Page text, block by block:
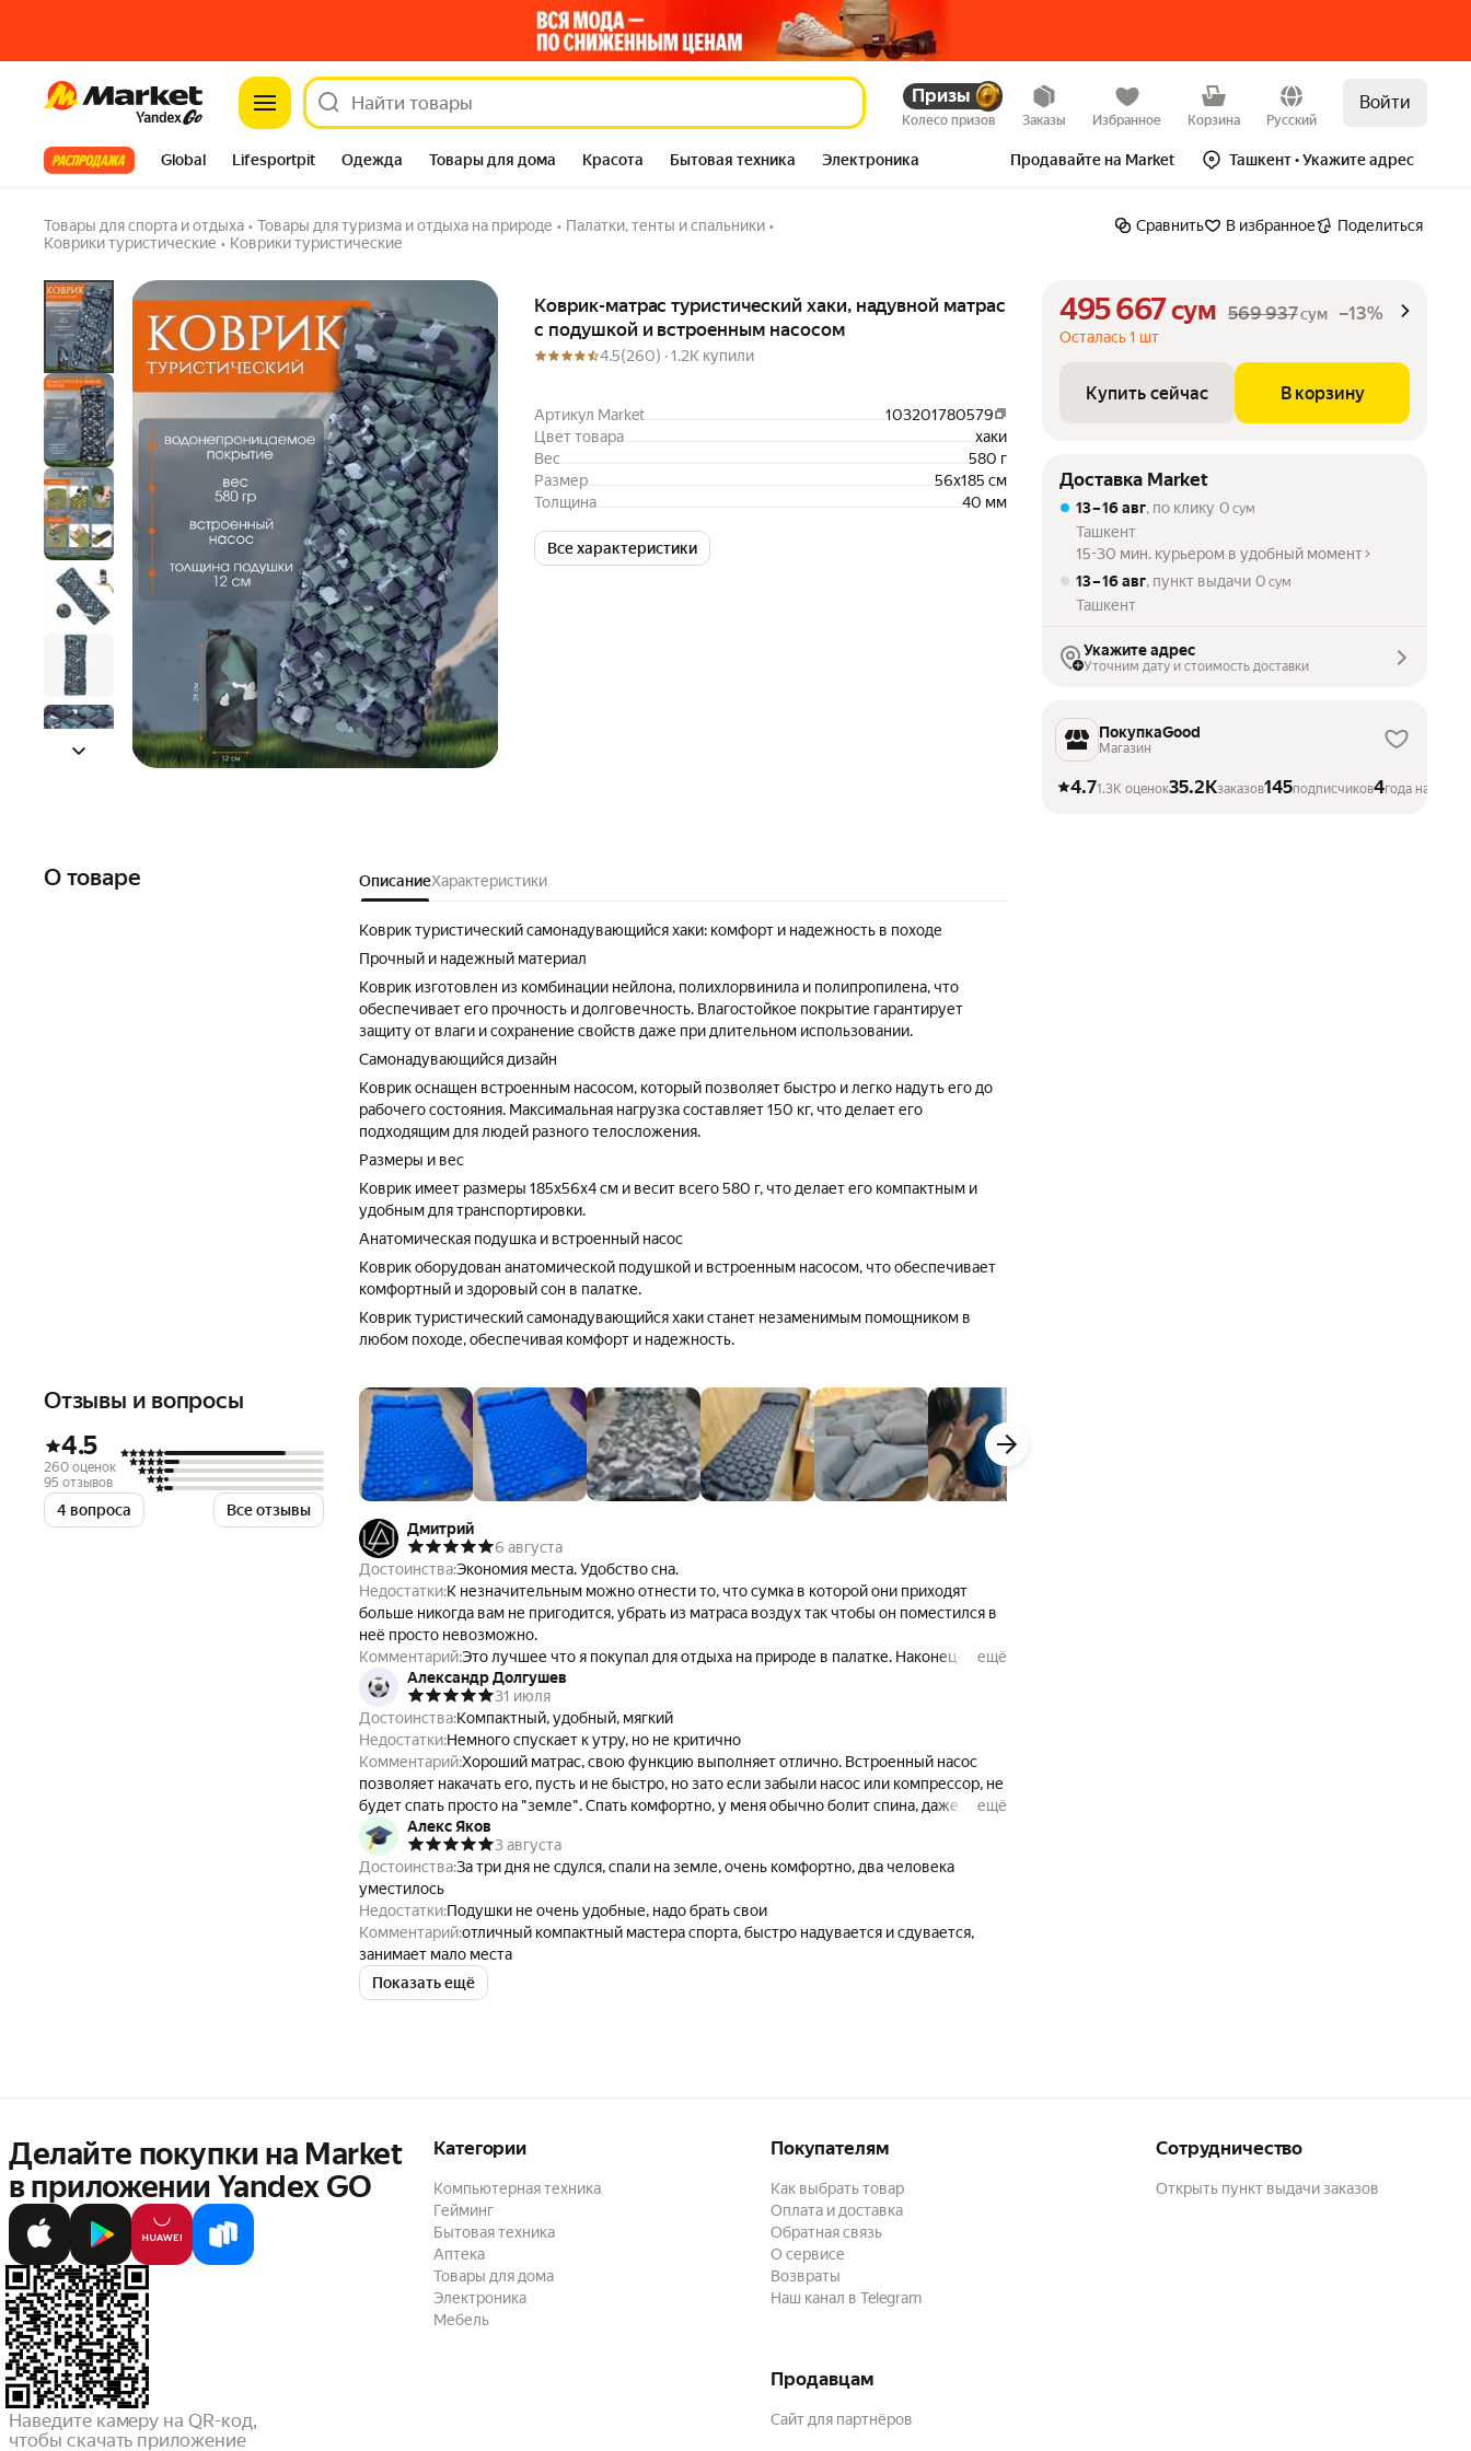
Market Призы
Колесо призов Заказы Избранное Корзина Русский
Войти
Все хиты Global Lifesportpit Одежда Товары для дома Красота Бытовая техника Электроника Продавайте на Market Ташкент• Укажите адрес
Товары для спорта и отдыха • Товары для туризма и отдыха на природе • Палатки, тенты и спальники •
Коврики туристические • Коврики туристические
Сравнить В избранное Поделиться
Коврик-матрас туристический хаки, надувной матрас
с подушкой и встроенным насосом
4.5(260) ·1.2K купили
Артикул Market
103201780579
Цвет товара
хаки
Вес
580 г
Размер
56x185 см
Толщина
40 мм
Все характеристики
495 667сум 569 937сум –13%
Осталась 1 шт
Купить сейчас В корзину
Коврик-матрас туристический хаки, надувной матрас с подушкой
и встроенным насосом
1.2K купили 4 вопроса
569 937сум –13% Купить сейчас В корзину
Доставка Market
13 – 16 авг, по клику 0 сум
Ташкент
15-30 мин. курьером в удобный момент
13 – 16 авг, пункт выдачи 0 сум
Ташкент
Укажите адрес
Уточним дату и стоимость доставки
ПокупкаGood
Магазин
4.71.3K оценок35.2Kзаказов145подписчиков4года на
О товаре ОписаниеХарактеристики
Коврик туристический самонадувающийся хаки: комфорт и надежность в походе
Прочный и надежный материал
Коврик изготовлен из комбинации нейлона, полихлорвинила и полипропилена, что
обеспечивает его прочность и долговечность. Влагостойкое покрытие гарантирует
защиту от влаги и сохранение свойств даже при длительном использовании.
Самонадувающийся дизайн
Коврик оснащен встроенным насосом, который позволяет быстро и легко надуть его до
рабочего состояния. Максимальная нагрузка составляет 150 кг, что делает его
подходящим для людей разного телосложения.
Размеры и вес
Коврик имеет размеры 185х56х4 см и весит всего 580 г, что делает его компактным и
удобным для транспортировки.
Анатомическая подушка и встроенный насос
Коврик оборудован анатомической подушкой и встроенным насосом, что обеспечивает
комфортный и здоровый сон в палатке.
Коврик туристический самонадувающийся хаки станет незаменимым помощником в
любом походе, обеспечивая комфорт и надежность.
Отзывы и вопросы
4.5
260 оценок
95 отзывов
4 вопроса
Все отзывы
Дмитрий
6 августа
Достоинства:Экономия места. Удобство сна.
Недостатки:К незначительным можно отнести то, что сумка в которой они приходят
больше никогда вам не пригодится, убрать из матраса воздух так чтобы он поместился в
неё просто невозможно.
Комментарий:Это лучшее что я покупал для отдыха на природе в палатке. Наконец-то не
нужно возить с собой громоздкие пенки. Единственное что нужно, это стелить что-то
сверху или под матрас, на голой земле даже в теплые дни ночью спать холодно.
Спальник-кокон решает эту проблему.
ещё
Александр Долгушев
31 июля
Достоинства:Компактный, удобный, мягкий
Недостатки:Немного спускает к утру, но не критично
Комментарий:Хороший матрас, свою функцию выполняет отлично. Встроенный насос
позволяет накачать его, пусть и не быстро, но зато если забыли насос или компрессор, не
будет спать просто на "земле". Спать комфортно, у меня обычно болит спина, даже в
городе на кровати, но здесь к удивлению уже было три выхода по несколько ночей и
спина себя чувствовала прекрасно. Рекомендую, вещь удобная и полезная.
ещё
Алекс Яков
3 августа
Достоинства:За три дня не сдулся, спали на земле, очень комфортно, два человека
уместилось
Недостатки:Подушки не очень удобные, надо брать свои
Комментарий:отличный компактный мастера спорта, быстро надувается и сдувается,
занимает мало места
Показать ещё
Делайте покупки на Market
в приложении Yandex GO
Наведите камеру на QR-код,
чтобы скачать приложение
Категории
Компьютерная техника
Гейминг
Бытовая техника
Аптека
Товары для дома
Электроника
Мебель
Покупателям
Как выбрать товар
Оплата и доставка
Обратная связь
О сервисе
Возвраты
Наш канал в Telegram
Сотрудничество
Открыть пункт выдачи заказов
Продавцам
Сайт для партнёров